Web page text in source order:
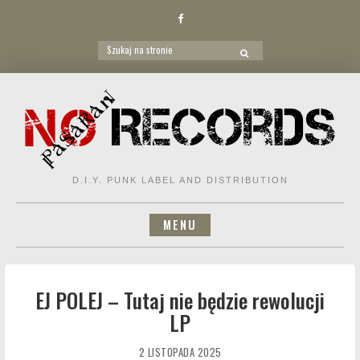
Facebook
Search
for:
SEARCH
D.I.Y. PUNK LABEL AND DISTRIBUTION
MENU
EJ POLEJ – Tutaj nie będzie rewolucji
LP
2 LISTOPADA 2025